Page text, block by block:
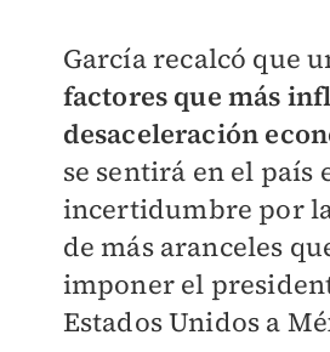
García recalcó que
factores que más
desaceleración
se sentirá en el país
incertidumbre por
de más aranceles
imponer el
Estados Unidos a